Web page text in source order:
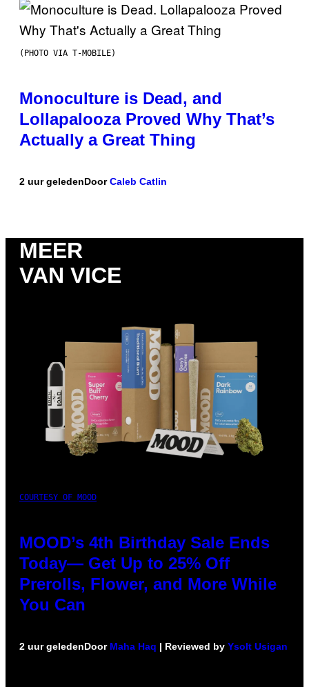
(PHOTO VIA T-MOBILE)
Monoculture is Dead, and
Lollapalooza Proved Why That’s
Actually a Great Thing
2 uur geledenDoorCaleb Catlin
MEER
VAN VICE
COURTESY OF MOOD
MOOD’s 4th Birthday Sale Ends
Today— Get Up to 25% Off
Prerolls, Flower, and More While
You Can
2 uur geledenDoor Maha Haq | Reviewed by Ysolt Usigan